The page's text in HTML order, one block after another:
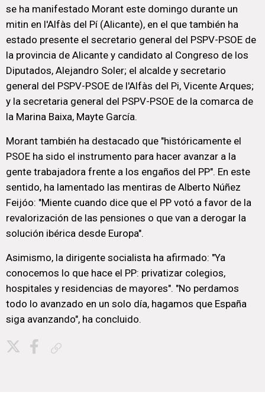
se ha manifestado Morant este domingo durante un
mitin en l'Alfàs del Pí (Alicante), en el que también ha
estado presente el secretario general del PSPV-PSOE de
la provincia de Alicante y candidato al Congreso de los
Diputados, Alejandro Soler; el alcalde y secretario
general del PSPV-PSOE de l'Alfàs del Pi, Vicente Arques;
y la secretaria general del PSPV-PSOE de la comarca de
la Marina Baixa, Mayte García.
Morant también ha destacado que "históricamente el
PSOE ha sido el instrumento para hacer avanzar a la
gente trabajadora frente a los engaños del PP". En este
sentido, ha lamentado las mentiras de Alberto Núñez
Feijóo: "Miente cuando dice que el PP votó a favor de la
revalorización de las pensiones o que van a derogar la
solución ibérica desde Europa".
Asimismo, la dirigente socialista ha afirmado: "Ya
conocemos lo que hace el PP: privatizar colegios,
hospitales y residencias de mayores". "No perdamos
todo lo avanzado en un solo día, hagamos que España
siga avanzando", ha concluido.